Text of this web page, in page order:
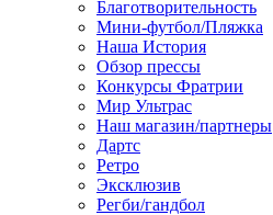
Благотворительность
Мини-футбол/Пляжка
Наша История
Обзор прессы
Конкурсы Фратрии
Мир Ультрас
Наш магазин/партнеры
Дартс
Ретро
Эксклюзив
Регби/гандбол